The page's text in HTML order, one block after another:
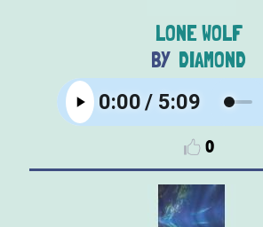
LONE WOLF
DIAMOND
0